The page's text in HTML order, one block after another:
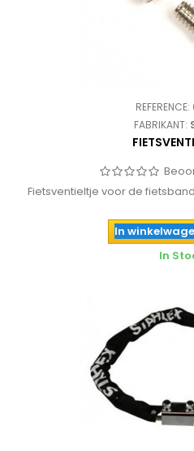
REFERENCE:
FABRIKANT:
Fietsventieltje voor de
In
In